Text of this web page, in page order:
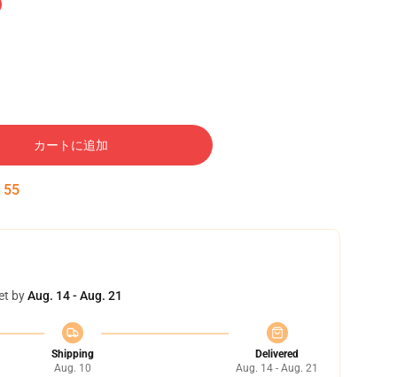
カートに追加
54
byAug. 14 - Aug. 21
Shipping
Aug. 10
Delivered
Aug. 14 - Aug. 21